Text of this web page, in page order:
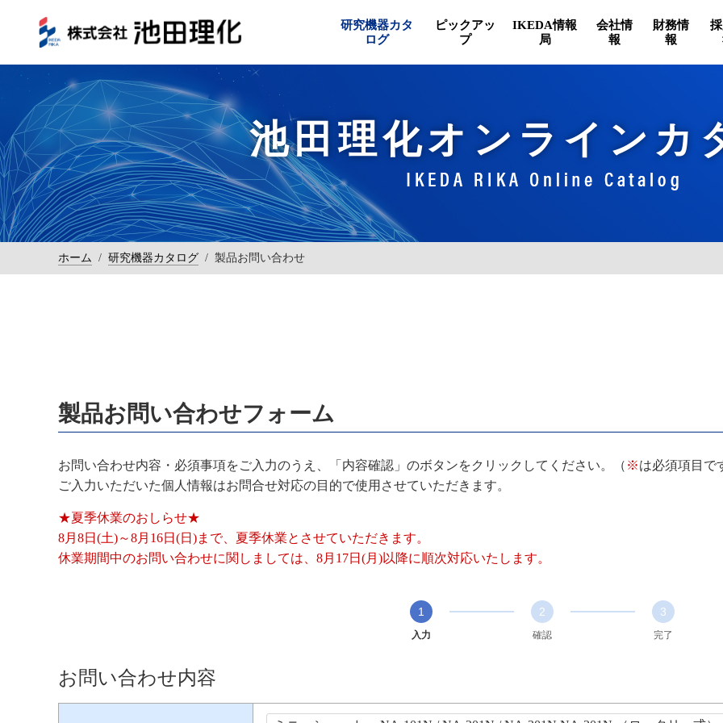
研究機器カタ
ログ
ピックアッ
プ
IKEDA情報
局
会社情
報
財務情
報
池田理化オンラインカ
ホーム / 研究機器カタログ / 製品お問い合わせ
製品お問い合わせフォーム
お問い合わせ内容・必須事項をご入力のうえ、「内容確認」のボタンをクリックしてください。（ ※は必須項目で
ご入力いただいた個人情報はお問合せ対応の目的で使用させていただきます。
★夏季休業のおしらせ★
8月8日(土)～8月16日(日)まで、夏季休業とさせていただきます。
休業期間中のお問い合わせに関しましては、8月17日(月)以降に順次対応いたします。
1
入力
2
確認
3
完了
お問い合わせ内容